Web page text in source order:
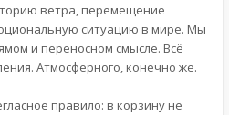
ветра, перемещение
ситуацию в мире. Мы
и переносном смысле. Всё
Атмосферного, конечно же.
правило: в корзину не